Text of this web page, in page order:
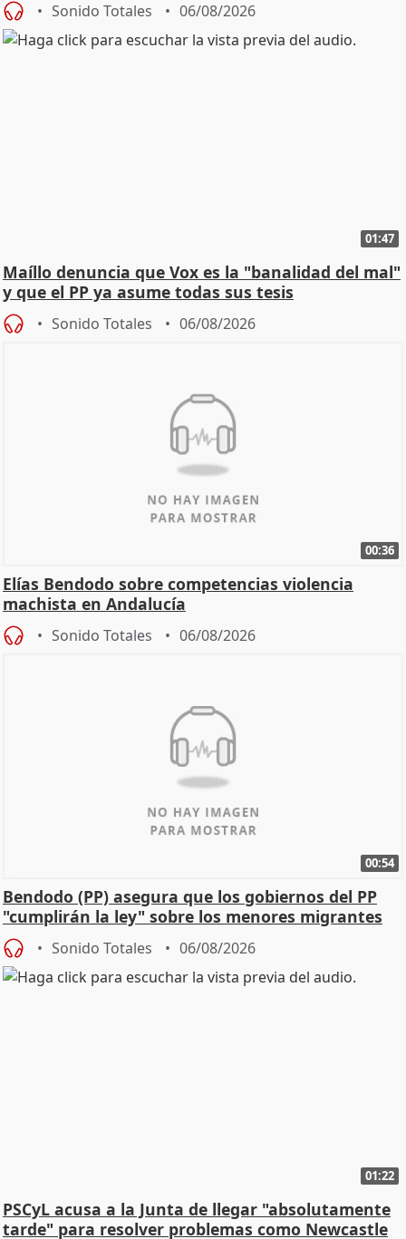
Sonido Totales 06/08/2026
01:47
Maíllo denuncia que Vox es la "banalidad del mal"
y que el PP ya asume todas sus tesis
Sonido Totales 06/08/2026
00:36
Elías Bendodo sobre competencias violencia
machista en Andalucía
Sonido Totales 06/08/2026
00:54
Bendodo (PP) asegura que los gobiernos del PP
"cumplirán la ley" sobre los menores migrantes
Sonido Totales 06/08/2026
01:22
PSCyL acusa a la Junta de llegar "absolutamente
tarde" para resolver problemas como Newcastle